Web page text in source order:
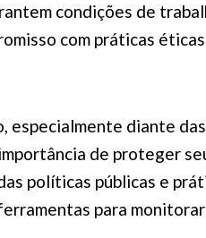
condições de
com práticas
diante
de proteger
políticas públicas e
para